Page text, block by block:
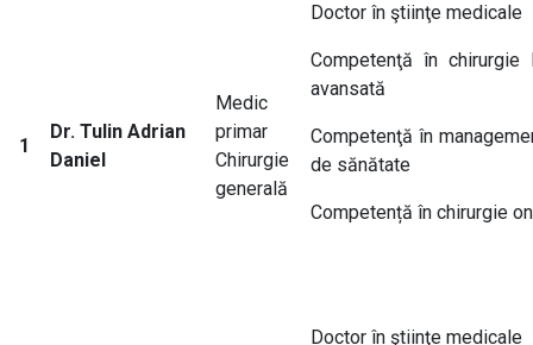
1
Dr. Tulin Adrian
Daniel
Medic
primar
Chirurgie
generală
Doctor în ştiinţe medicale
Competenţă în chirurgie
avansată
Competenţă în
de sănătate
Competență în chirurgie
Doctor în ştiinţe medicale